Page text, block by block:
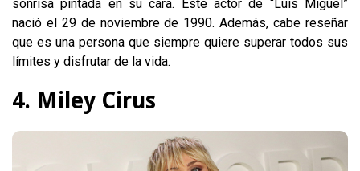
sonrisa pintada en su cara. Este actor de “Luis Miguel”
nació el 29 de noviembre de 1990. Además, cabe reseñar
que es una persona que siempre quiere superar todos sus
límites y disfrutar de la vida.
4. Miley Cirus